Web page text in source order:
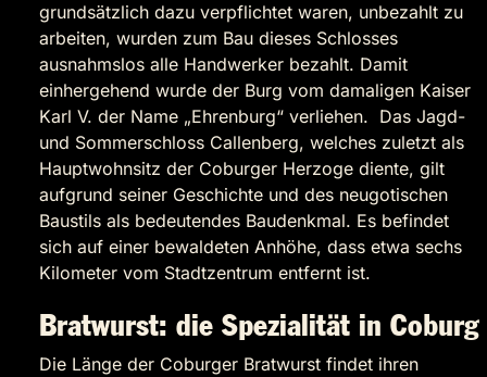
grundsätzlich dazu verpflichtet waren, unbezahlt zu
arbeiten, wurden zum Bau dieses Schlosses
ausnahmslos alle Handwerker bezahlt. Damit
einhergehend wurde der Burg vom damaligen Kaiser
Karl V. der Name „Ehrenburg“ verliehen. Das Jagd-
und Sommerschloss Callenberg, welches zuletzt als
Hauptwohnsitz der Coburger Herzoge diente, gilt
aufgrund seiner Geschichte und des neugotischen
Baustils als bedeutendes Baudenkmal. Es befindet
sich auf einer bewaldeten Anhöhe, dass etwa sechs
Kilometer vom Stadtzentrum entfernt ist.
Bratwurst: die Spezialität in Coburg
Die Länge der Coburger Bratwurst findet ihren